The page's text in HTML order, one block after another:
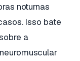
noturnas
Isso bate
a